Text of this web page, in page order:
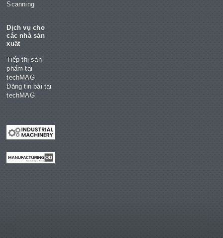
Scanning
Dịch vụ cho
các nhà sản
xuất
Tiếp thị sản
phẩm tại
techMAG
Đăng tin bài tại
techMAG